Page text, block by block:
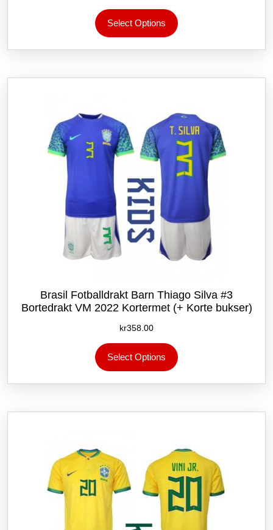
Select Options
produktet
flere
Alternativene
på
produktsiden
Brasil Fotballdrakt Barn Thiago Silva #3
Bortedrakt VM 2022 Kortermet (+ Korte bukser)
kr358.00
Select Options
produktet
flere
Alternativene
på
produktsiden